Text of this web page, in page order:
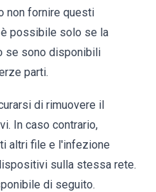
non fornire questi
possibile solo se la
se sono disponibili
parti.
di rimuovere il
In caso contrario,
altri file e l'infezione
sulla stessa rete.
di seguito.